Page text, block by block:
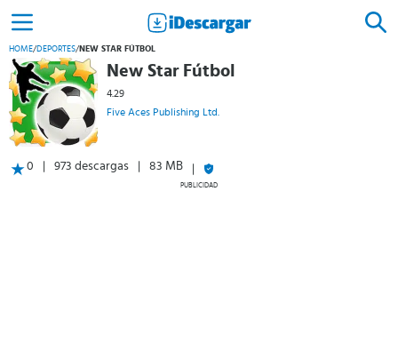
HOME/DEPORTES/ NEW STAR FÚTBOL
New Star Fútbol
4.29
Five Aces Publishing Ltd.
0 973 descargas 83 MB
PUBLICIDAD